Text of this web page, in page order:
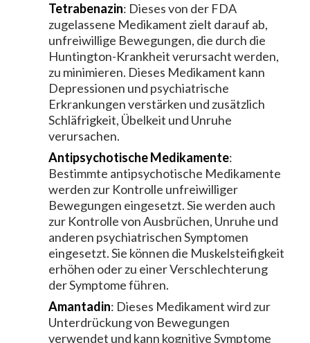
Tetrabenazin: Dieses von der FDA
zugelassene Medikament zielt darauf ab,
unfreiwillige Bewegungen, die durch die
Huntington-Krankheit verursacht werden,
zu minimieren. Dieses Medikament kann
Depressionen und psychiatrische
Erkrankungen verstärken und zusätzlich
Schläfrigkeit, Übelkeit und Unruhe
verursachen.
Antipsychotische Medikamente:
Bestimmte antipsychotische Medikamente
werden zur Kontrolle unfreiwilliger
Bewegungen eingesetzt. Sie werden auch
zur Kontrolle von Ausbrüchen, Unruhe und
anderen psychiatrischen Symptomen
eingesetzt. Sie können die Muskelsteifigkeit
erhöhen oder zu einer Verschlechterung
der Symptome führen.
Amantadin: Dieses Medikament wird zur
Unterdrückung von Bewegungen
verwendet und kann kognitive Symptome